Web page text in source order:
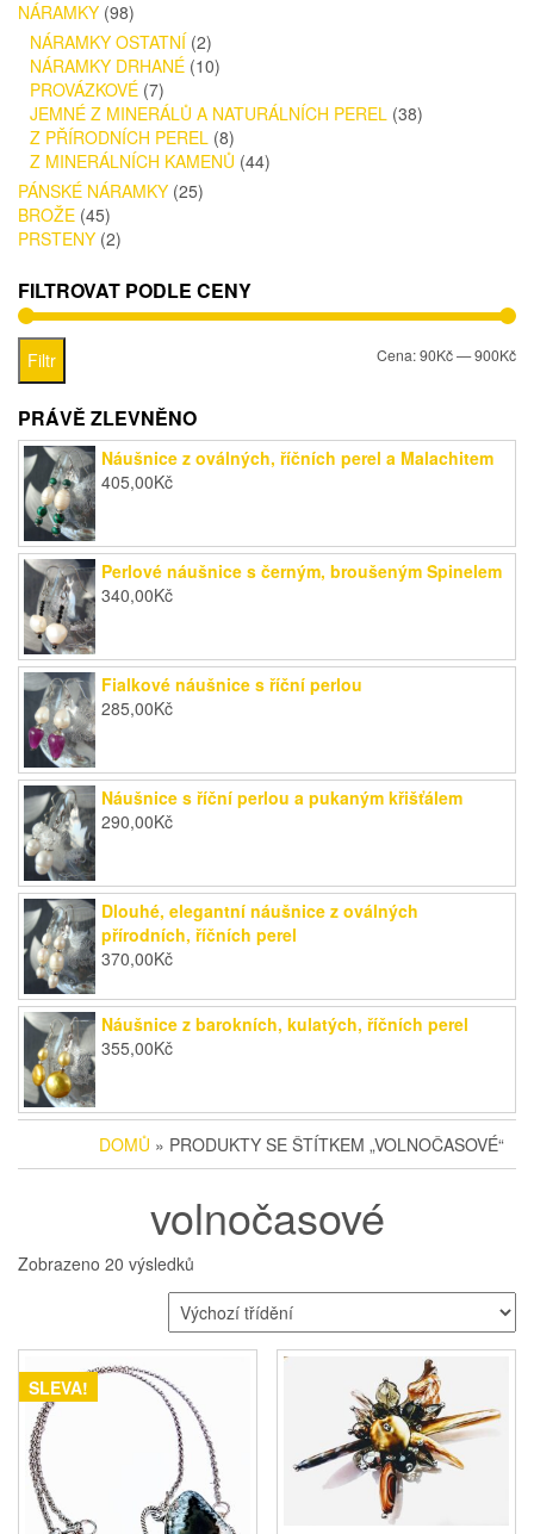
NÁRAMKY (98)
NÁRAMKY OSTATNÍ (2)
NÁRAMKY DRHANÉ (10)
PROVÁZKOVÉ (7)
JEMNÉ Z MINERÁLŮ A NATURÁLNÍCH PEREL (38)
Z PŘÍRODNÍCH PEREL (8)
Z MINERÁLNÍCH KAMENŮ (44)
PÁNSKÉ NÁRAMKY (25)
BROŽE (45)
PRSTENY (2)
FILTROVAT PODLE CENY
Filtr Cena:90Kč—900Kč
PRÁVĚ ZLEVNĚNO
Náušnice z oválných, říčních perel a Malachitem
405,00Kč
Perlové náušnice s černým, broušeným Spinelem
340,00Kč
Fialkové náušnice s říční perlou
285,00Kč
Náušnice s říční perlou a pukaným křišťálem
290,00Kč
Dlouhé, elegantní náušnice z oválných
přírodních, říčních perel
370,00Kč
Náušnice z barokních, kulatých, říčních perel
355,00Kč
DOMŮ » PRODUKTY SE ŠTÍTKEM „VOLNOČASOVÉ“
volnočasové
Zobrazeno 20 výsledků
SLEVA!